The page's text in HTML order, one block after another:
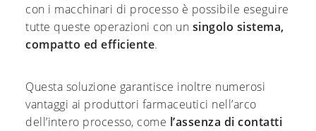
con i macchinari di processo è possibile eseguire
tutte queste operazioni con un singolo sistema,
compatto ed efficiente.
Questa soluzione garantisce inoltre numerosi
vantaggi ai produttori farmaceutici nell’arco
dell’intero processo, come l’assenza di contatti